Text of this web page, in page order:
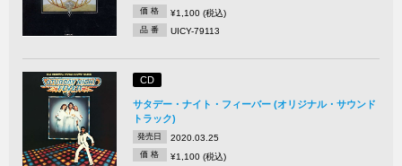
価 格 ¥1,100 (税込)
品 番 UICY-79113
CD
サタデー・ナイト・フィーバー (オリジナル・サウンド
トラック)
発売日 2020.03.25
価 格 ¥1,100 (税込)